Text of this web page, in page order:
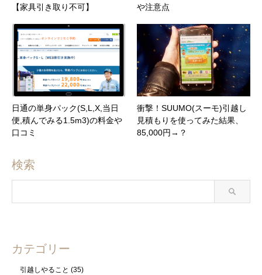
【家具引き取り不可】
や注意点
日通の単身パック(S,L,X,当日
便,積んでみる1.5m3)の料金や
口コミ
衝撃！SUUMO(スーモ)引越し
見積もりを使ってみた結果、
85,000円→？
検索
カテゴリー
引越しやること (35)